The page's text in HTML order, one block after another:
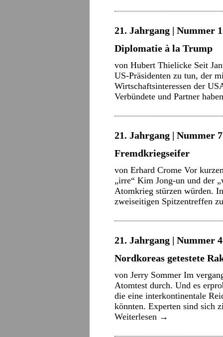
21. Jahrgang | Nummer
Diplomatie à la Trump
von Hubert Thielicke Seit
US-Präsidenten zu tun, der
Wirtschaftsinteressen der
Verbündete und Partner
21. Jahrgang | Nummer
Fremdkriegseifer
von Erhard Crome Vor
„irre“ Kim Jong-un und der
Atomkrieg stürzen würden.
zweiseitigen Spitzentreffen
21. Jahrgang | Nummer
Nordkoreas getestete
von Jerry Sommer Im
Atomtest durch. Und es
die eine interkontinentale
könnten. Experten sind sich
Weiterlesen →